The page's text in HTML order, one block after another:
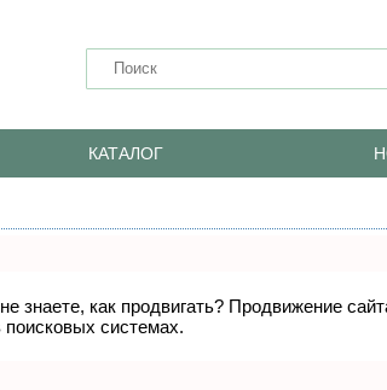
КАТАЛОГ
знаете, как продвигать? Продвижение
системах.